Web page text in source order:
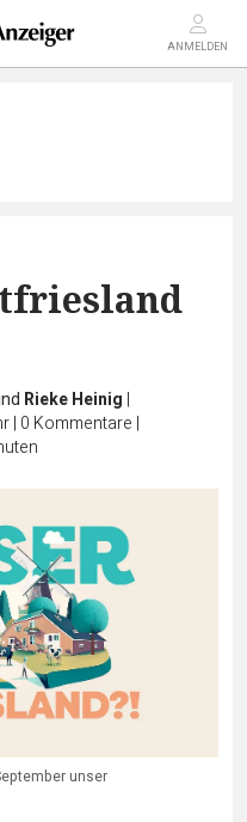
ANMELDEN
Rieke Heinig |
| 0 Kommentare |
unser